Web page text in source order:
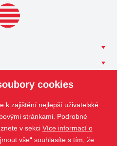
cookies
k zajištění nejlepší uživatelské
stránkami. Podrobné
v sekci Více informací o
vše“ souhlasíte s tím, že